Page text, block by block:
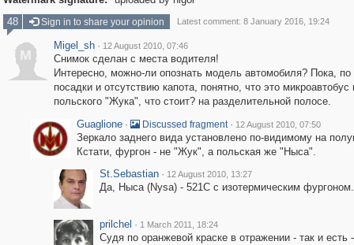
48
Sign in to share your opinion Latest comment: 8 January 2016, 19:24
M
Migel_sh · 12 August 2010, 07:46
Снимок сделан с места водителя!
Интересно, можно-ли опознать модель автомобиля? Пока, по
посадки и отсутствию капота, понятно, что это микроавтобус
польского "Жука", что стоит? на разделительной полосе.
Guaglione · Discussed fragment · 12 August 2010, 07:50
Зеркало заднего вида установлено по-видимому на
Кстати, фургон - не "Жук", а польская же "Ныса".
St.Sebastian · 12 August 2010, 13:27
Да, Ныса (Nysa) - 521C с изотермическим фургоном.
prilchel · 1 March 2011, 18:24
Судя по оранжевой краске в отражении - так и